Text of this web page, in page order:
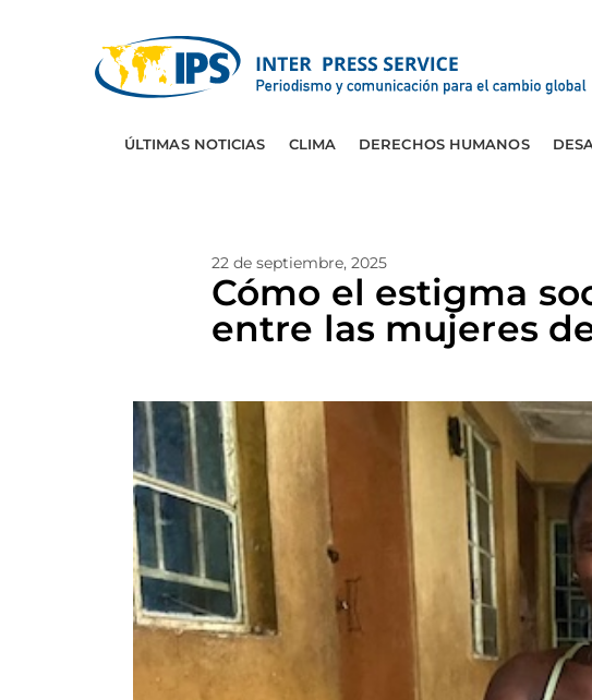
ÚLTIMAS NOTICIAS CLIMA DERECHOS HUMANOS
22 de septiembre, 2025
Cómo el estigma
entre las mujeres